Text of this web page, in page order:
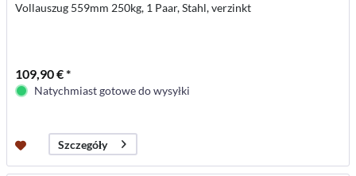
Vollauszug 559mm 250kg, 1 Paar, Stahl, verzinkt
109,90 € *
Natychmiast gotowe do wysyłki
Szczegóły